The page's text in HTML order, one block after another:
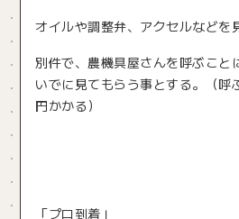
オイルや調整弁、アクセルなどを
別件で、農機具屋さんを呼ぶこと
いでに見てもらう事とする。（
円かかる）
「プロ到着」